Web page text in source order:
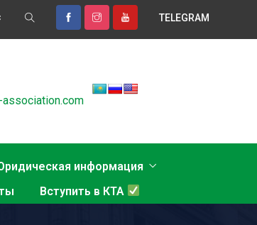
В НОВОЙ РЕАЛЬНОСТИ ОБСУДЯТ В АЛМАТЫ
TELEGRAM
association.com
информация
Вступить в КТА